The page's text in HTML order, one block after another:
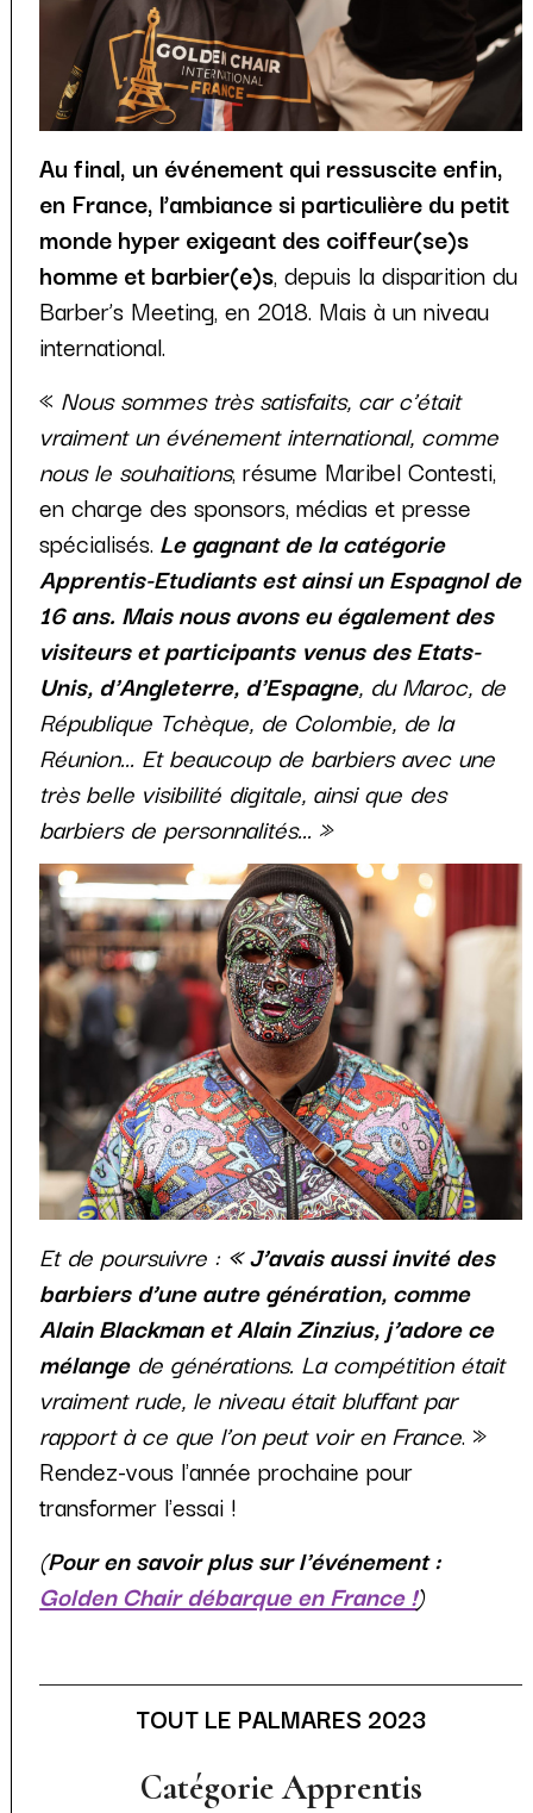
Au final, un événement qui ressuscite enfin,
en France, l’ambiance si particulière du petit
monde hyper exigeant des coiffeur(se)s
homme et barbier(e)s, depuis la disparition du
Barber’s Meeting, en 2018. Mais à un niveau
international.
« Nous sommes très satisfaits, car c’était
vraiment un événement international, comme
nous le souhaitions, résume Maribel Contesti,
en charge des sponsors, médias et presse
spécialisés. Le gagnant de la catégorie
Apprentis-Etudiants est ainsi un Espagnol de
16 ans. Mais nous avons eu également des
visiteurs et participants venus des Etats-
Unis, d'Angleterre, d'Espagne, du Maroc, de
République Tchèque, de Colombie, de la
Réunion... Et beaucoup de barbiers avec une
très belle visibilité digitale, ainsi que des
barbiers de personnalités... »
Et de poursuivre : « J’avais aussi invité des
barbiers d’une autre génération, comme
Alain Blackman et Alain Zinzius, j’adore ce
mélangede générations. La compétition était
vraiment rude, le niveau était bluffant par
rapport à ce que l’on peut voir en France. »
Rendez-vous l'année prochaine pour
transformer l'essai !
(Pour en savoir plus sur l'événement :
Golden Chair débarque en France !)
TOUT LE PALMARES 2023
Catégorie Apprentis